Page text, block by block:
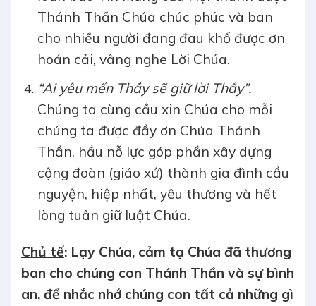
Thánh Thần Chúa chúc phúc và ban
cho nhiều người đang đau khổ được ơn
hoán cải, vâng nghe Lời Chúa.
“Ai yêu mến Thầy sẽ giữ lời Thầy”.
Chúng ta cùng cầu xin Chúa cho mỗi
chúng ta được đầy ơn Chúa Thánh
Thần, hầu nỗ lực góp phần xây dựng
cộng đoàn (giáo xứ) thành gia đình cầu
nguyện, hiệp nhất, yêu thương và hết
lòng tuân giữ luật Chúa.
Chủ tế: Lạy Chúa, cảm tạ Chúa đã thương
ban cho chúng con Thánh Thần và sự bình
an, để nhắc nhớ chúng con tất cả những gì